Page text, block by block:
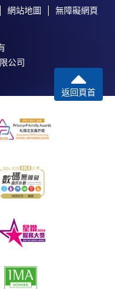
網站地圖 無障礙網頁
公司
返回頁首